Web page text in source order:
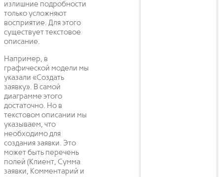
излишние подробности
только усложняют
восприятие. Для этого
существует текстовое
описание.
Например, в
графической модели мы
указали «Создать
заявку». В самой
диаграмме этого
достаточно. Но в
текстовом описании мы
указываем, что
необходимо для
создания заявки. Это
может быть перечень
полей (Клиент, Сумма
заявки, Комментарий и